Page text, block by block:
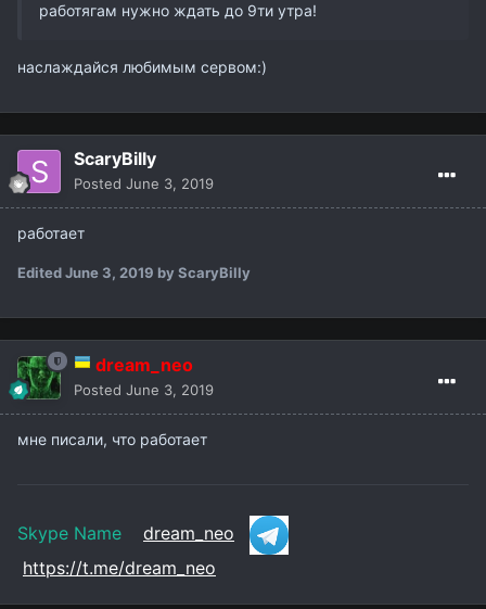
работягам нужно ждать до 9ти утра!
наслаждайся любимым сервом:)
ScaryBilly
Posted June 3, 2019
работает
EditedJune 3, 2019 by ScaryBilly
dream_neo
Posted June 3, 2019
мне писали, что работает
Skype Name dream_neo
https://t.me/dream_neo